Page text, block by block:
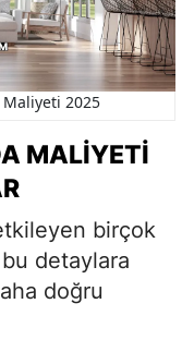
Maliyeti 2025
MALIYETI
birçok
bu detaylara
doğru